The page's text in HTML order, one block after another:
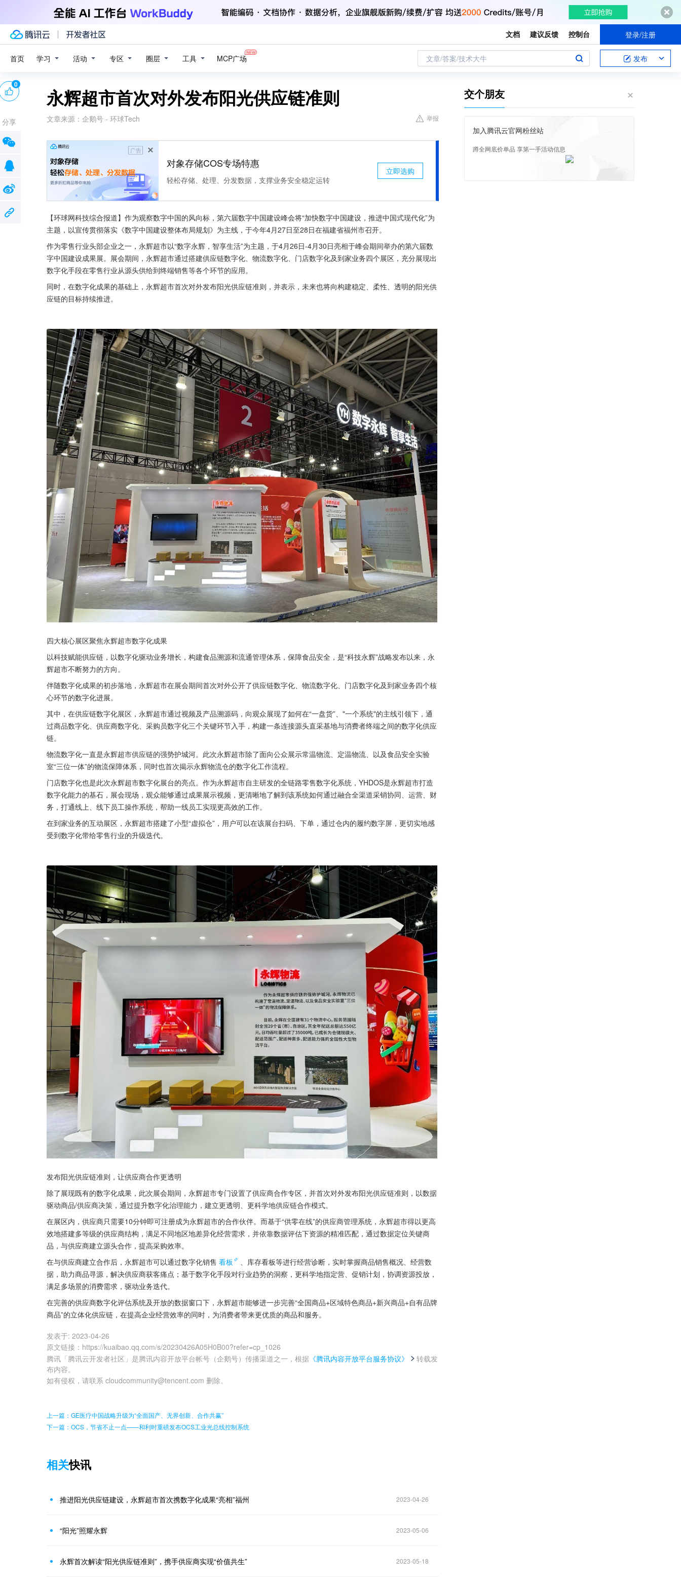
文档 建议反馈 控制台 登录/注册
首页 学习 活动 专区 圈层 工具 MCP广场 文章/答案/技术大牛 发布
永辉超市首次对外发布阳光供应链准则
文章来源： 企鹅号 - 环球Tech 举报
广告
对象存储COS专场特惠
轻松存储、处理、分发数据，支撑业务安全稳定运转
立即选购
【环球网科技综合报道】作为观察数字中国的风向标，第六届数字中国建设峰会将“加快数字中国建设，推进中国式现代化”为
主题，以宣传贯彻落实《数字中国建设整体布局规划》为主线，于今年4月27日至28日在福建省福州市召开。
作为零售行业头部企业之一，永辉超市以“数字永辉，智享生活”为主题，于4月26日-4月30日亮相于峰会期间举办的第六届数
字中国建设成果展。展会期间，永辉超市通过搭建供应链数字化、物流数字化、门店数字化及到家业务四个展区，充分展现出
数字化手段在零售行业从源头供给到终端销售等各个环节的应用。
同时，在数字化成果的基础上，永辉超市首次对外发布阳光供应链准则，并表示，未来也将向构建稳定、柔性、透明的阳光供
应链的目标持续推进。
四大核心展区聚焦永辉超市数字化成果
以科技赋能供应链，以数字化驱动业务增长，构建食品溯源和流通管理体系，保障食品安全，是“科技永辉”战略发布以来，永
辉超市不断努力的方向。
伴随数字化成果的初步落地，永辉超市在展会期间首次对外公开了供应链数字化、物流数字化、门店数字化及到家业务四个核
心环节的数字化进展。
其中，在供应链数字化展区，永辉超市通过视频及产品溯源码，向观众展现了如何在“一盘货”、"一个系统"的主线引领下，通
过商品数字化、供应商数字化、采购员数字化三个关键环节入手，构建一条连接源头直采基地与消费者终端之间的数字化供应
链。
物流数字化一直是永辉超市供应链的强势护城河。此次永辉超市除了面向公众展示常温物流、定温物流、以及食品安全实验
室“三位一体”的物流保障体系，同时也首次揭示永辉物流仓的数字化工作流程。
门店数字化也是此次永辉超市数字化展台的亮点。作为永辉超市自主研发的全链路零售数字化系统，YHDOS是永辉超市打造
数字化能力的基石，展会现场，观众能够通过成果展示视频，更清晰地了解到该系统如何通过融合全渠道采销协同、运营、财
务，打通线上、线下员工操作系统，帮助一线员工实现更高效的工作。
在到家业务的互动展区，永辉超市搭建了小型“虚拟仓”，用户可以在该展台扫码、下单，通过仓内的履约数字屏，更切实地感
受到数字化带给零售行业的升级迭代。
发布阳光供应链准则，让供应商合作更透明
除了展现既有的数字化成果，此次展会期间，永辉超市专门设置了供应商合作专区，并首次对外发布阳光供应链准则，以数据
驱动商品/供应商决策，通过提升数字化治理能力，建立更透明、更科学地供应链合作模式。
在展区内，供应商只需要10分钟即可注册成为永辉超市的合作伙伴。而基于“供零在线”的供应商管理系统，永辉超市得以更高
效地搭建多等级的供应商结构，满足不同地区地差异化经营需求，并依靠数据评估下资源的精准匹配，通过数据定位关键商
品，与供应商建立源头合作，提高采购效率。
在与供应商建立合作后，永辉超市可以通过数字化销售 看板
、库存看板等进行经营诊断，实时掌握商品销售概况、经营数
据，助力商品寻源，解决供应商获客痛点；基于数字化手段对行业趋势的洞察，更科学地指定营、促销计划，协调资源投放，
满足多场景的消费需求，驱动业务迭代。
在完善的供应商数字化评估系统及开放的数据窗口下，永辉超市能够进一步完善“全国商品+区域特色商品+新兴商品+自有品牌
商品”的立体化供应链，在提高企业经营效率的同时，为消费者带来更优质的商品和服务。
发表于: 2023-04-26
原文链接 ： https://kuaibao.qq.com/s/20230426A05H0B00?refer=cp_1026
腾讯「腾讯云开发者社区」是腾讯内容开放平台帐号（企鹅号）传播渠道之一，根据 《腾讯内容开放平台服务协议》
转载发
布内容。
如有侵权，请联系 cloudcommunity@tencent.com 删除。
0
分享
上一篇：GE医疗中国战略升级为“全面国产、无界创新、合作共赢”
下一篇：OCS，节省不止一点——和利时重磅发布OCS工业光总线控制系统
相关快讯
推进阳光供应链建设，永辉超市首次携数字化成果“亮相”福州 2023-04-26
“阳光”照耀永辉 2023-05-06
永辉首次解读“阳光供应链准则”，携手供应商实现“价值共生” 2023-05-18
交个朋友
加入腾讯云官网粉丝站
蹲全网底价单品 享第一手活动信息